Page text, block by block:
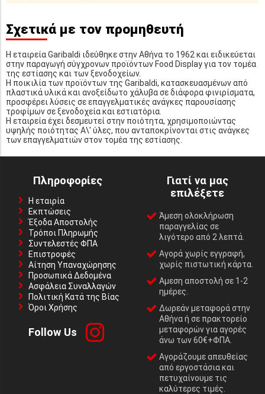
Σχετικά με τον προμηθευτή
Η εταιρεία Garibaldi ιδεύθηκε στην Αθήνα το 1962 και ειδικεύεται
στην παραγωγή σύγχρονων προϊόντων Food Display για τον τομέα
της εστίασης και των ξενοδοχείων.
Η ποικιλία των προϊόντων της Garibaldi, κατασκευασμένων από
πλαστικά υλικά και ανοξείδωτο χάλυβα σε διάφορα φινιρίσματα,
προσφέρει λύσεις σε επαγγελματικές ανάγκες παρουσίασης
τροφίμων σε ξενοδοχεία και εστιατόρια.
Η εταιρεία έχει δεσμευτεί στην ποιότητα, χρησιμοποιώντας
υψηλής ποιότητας Α\' ύλες, που ανταποκρίνονται στις ανάγκες
των επαγγελματιών στον τομέα της εστίασης.
Πληροφορίες
Η εταιρία
Εκπτώσεις
Έξοδα Αποστολής
Τρόποι Πληρωμής
Συντελεστές ΦΠΑ
Επιστροφές
Αίτηση Υπαναχώρησης
Προσωπικά Δεδομένα
Ασφάλεια Συναλλαγών
Πολιτική Κατά της Βίας
Όροι Χρήσης
Follow Us
Γιατί να μας
επιλέξετε
Άμεση ολοκλήρωση
παραγγελίας σε
λιγότερο από 2 λεπτά.
Αγορά χωρίς εγγραφή,
χωρίς πιστωτική κάρτα.
Αμεση αποστολή σε 1-2
ημέρες.
Δωρεάν μεταφορά στην
Αθήνα ή σε πρακτορείο
μεταφορών για αγορές
άνω των 60€+ΦΠΑ.
Αγοράζουμε απευθείας
από εργοστάσια και
πετυχαίνουμε τις
καλύτερες τιμές.